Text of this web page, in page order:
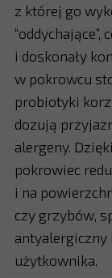
z której go
i doskonały
w pokrowcu
probiotyki
dozują
alergeny.
pokrowiec
i na
czy grzybów,
antyalergiczny
użytkownika.